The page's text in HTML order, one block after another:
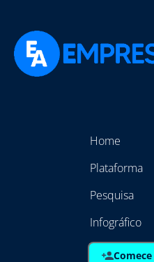
Home
Plataforma
Pesquisa
Infográfico